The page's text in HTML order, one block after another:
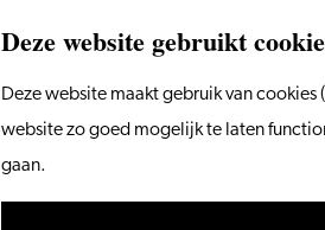
Deze website gebruikt
Deze website maakt gebruik van
website zo goed mogelijk te laten
gaan.